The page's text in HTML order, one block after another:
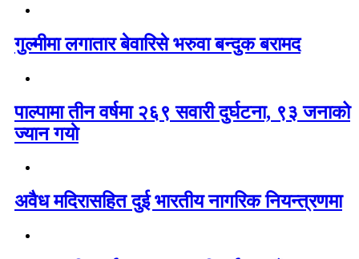
गुल्मीमा लगातार बेवारिसे भरुवा बन्दुक बरामद
पाल्पामा तीन वर्षमा २६९ सवारी दुर्घटना, ९३ जनाको
ज्यान गयाे
अवैध मदिरासहित दुई भारतीय नागरिक नियन्त्रणमा